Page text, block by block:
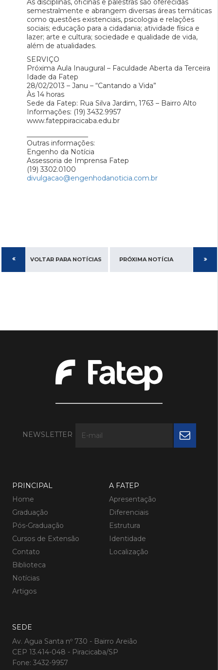
semestralmente e abrangem diversas áreas temáticas
como questões existenciais, psicologia e relações
sociais; educação para a cidadania; atividade física e
lazer; arte e cultura; sociedade e qualidade de vida,
além de atualidades.
SERVIÇO
Próxima Aula Inaugural – Faculdade Aberta da Terceira
Idade da Fatep
28/02/2013 – Janu – “Cantando a Vida”
Às 14 horas
Sede da Fatep: Rua Silva Jardim, 1763 – Bairro Alto
Informações: (19) 3432.9957
www.fateppiracicaba.edu.br
Outras informações:
Engenho da Notícia
Assessoria de Imprensa Fatep
(19) 3302.0100
divulgacao@engenhodanoticia.com.br
VOLTAR PARA NOTÍCIAS PRÓXIMA NOTÍCIA
NEWSLETTER
PRINCIPAL
Home
Graduação
Pós-Graduação
Cursos de Extensão
Contato
Biblioteca
Notícias
Artigos
A FATEP
Apresentação
Diferenciais
Estrutura
Identidade
Localização
SEDE
Av. Agua Santa nº 730 - Bairro Areião
CEP 13.414-048 - Piracicaba/SP
Fone: 3432-9957